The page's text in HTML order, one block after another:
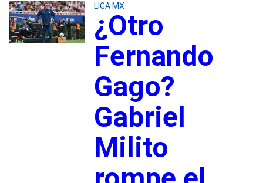
LIGA MX
¿Otro
Fernando
Gago?
Gabriel
Milito